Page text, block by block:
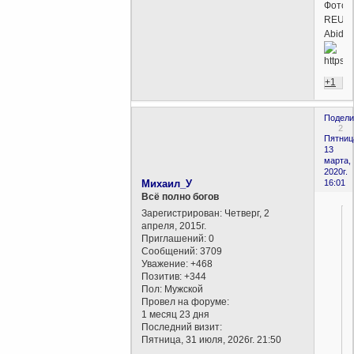
Фото:
Abidi
+1
2
13
марта,
2020г.
16:01
Михаил_У
Всё полно богов
Зарегистрирован: Четверг, 2
апреля, 2015г.
Приглашений: 0
Сообщений: 3709
Уважение: +468
Позитив: +344
Пол: Мужской
Провел на форуме:
1 месяц 23 дня
Последний визит:
Пятница, 31 июля, 2026г. 21:50